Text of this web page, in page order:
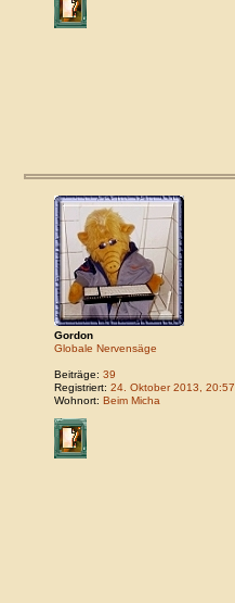
Gordon
Globale Nervensäge
Beiträge: 39
Registriert: 24. Oktober 2013, 20:57
Wohnort: Beim Micha